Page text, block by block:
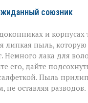
союзник
и корпусах
липкая пыль, которую
Немного лака для
его, дайте
Пыль
не оставляя разводов.